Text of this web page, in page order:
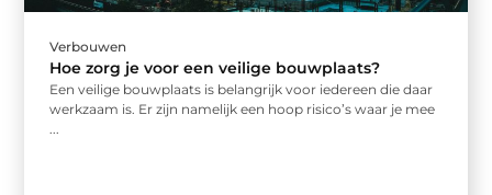
Verbouwen
Hoe zorg je voor een veilige bouwplaats?
Een veilige bouwplaats is belangrijk voor iedereen die daar
werkzaam is. Er zijn namelijk een hoop risico’s waar je mee
...